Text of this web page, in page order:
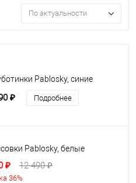
По актуальности
Pablosky, синие
₽ Подробнее
Pablosky, белые
₽ 12 490 ₽
36%